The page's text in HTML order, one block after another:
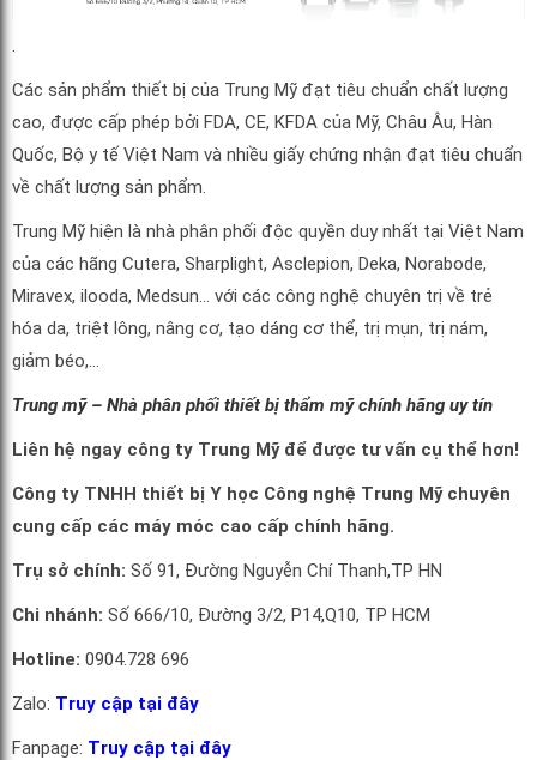
Các sản phẩm thiết bị của Trung Mỹ đạt tiêu chuẩn chất lượng
cao, được cấp phép bởi FDA, CE, KFDA của Mỹ, Châu Âu, Hàn
Quốc, Bộ y tế Việt Nam và nhiều giấy chứng nhận đạt tiêu chuẩn
về chất lượng sản phẩm.
Trung Mỹ hiện là nhà phân phối độc quyền duy nhất tại Việt Nam
của các hãng Cutera, Sharplight, Asclepion, Deka, Norabode,
Miravex, ilooda, Medsun… với các công nghệ chuyên trị về trẻ
hóa da, triệt lông, nâng cơ, tạo dáng cơ thể, trị mụn, trị nám,
giảm béo,…
Trung mỹ – Nhà phân phối thiết bị thẩm mỹ chính hãng uy tín
Liên hệ ngay công ty Trung Mỹ để được tư vấn cụ thể hơn!
Công ty TNHH thiết bị Y học Công nghệ Trung Mỹ chuyên
cung cấp các máy móc cao cấp chính hãng.
Trụ sở chính: Số 91, Đường Nguyễn Chí Thanh,TP HN
Chi nhánh: Số 666/10, Đường 3/2, P14,Q10, TP HCM
Hotline: 0904.728 696
Zalo: Truy cập tại đây
Fanpage: Truy cập tại đây